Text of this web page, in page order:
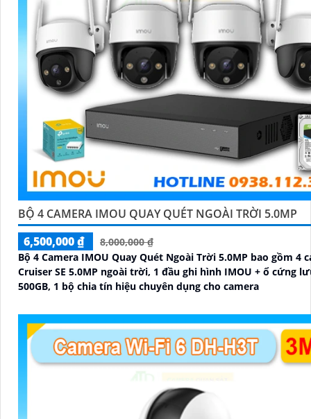
BỘ 4 CAMERA IMOU QUAY QUÉT NGOÀI TRỜI 5.0MP
6,500,000 ₫
8,000,000 ₫
Bộ 4 Camera IMOU Quay Quét Ngoài Trời 5.0MP bao gồm 4
Cruiser SE 5.0MP ngoài trời, 1 đầu ghi hình IMOU + ổ cứng
500GB, 1 bộ chia tín hiệu chuyên dụng cho camera